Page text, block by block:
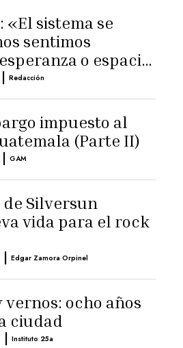
«El sistema se
sentimos
o espacio
| Redacción
impuesto al
(Parte II)
| GAM
Silversun
vida para el rock
| Edgar Zamora Orpinel
vernos: ocho años
ciudad
| Instituto 25a